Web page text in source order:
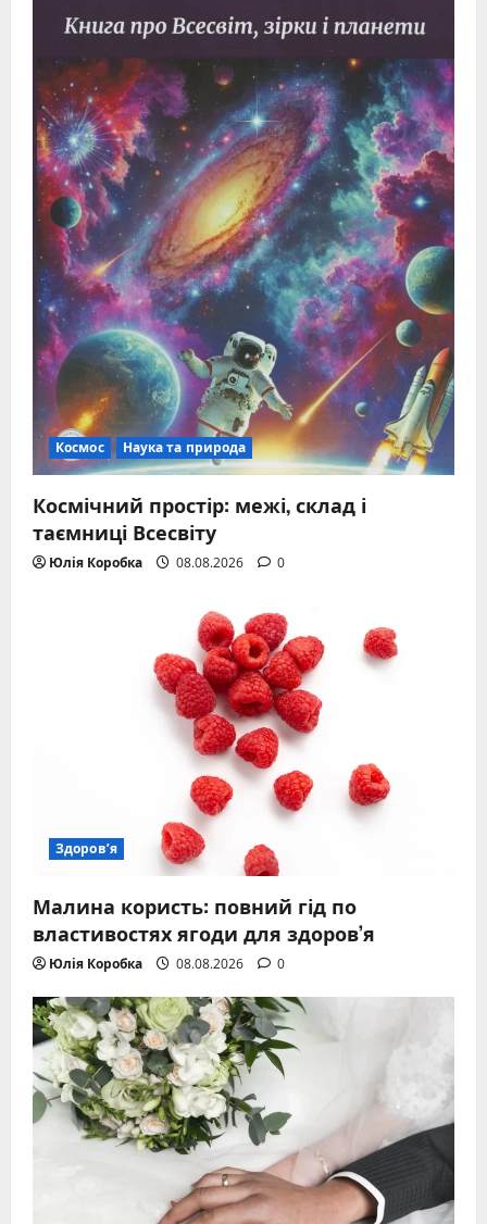
Космос Наука та природа
Космічний простір: межі, склад і
таємниці Всесвіту
Юлія Коробка 08.08.2026 0
Здоров’я
Малина користь: повний гід по
властивостях ягоди для здоров’я
Юлія Коробка 08.08.2026 0